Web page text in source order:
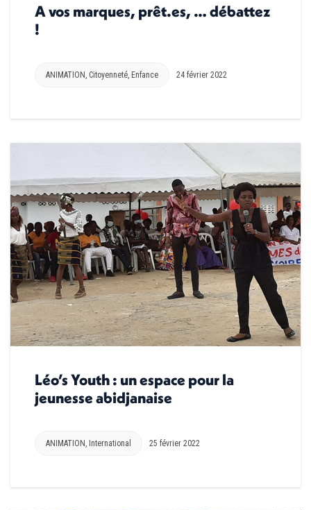
A vos marques, prêt.es, … débattez
!
ANIMATION, Citoyenneté, Enfance 24 février 2022
Léo’s Youth : un espace pour la
jeunesse abidjanaise
ANIMATION International 25 février 2022